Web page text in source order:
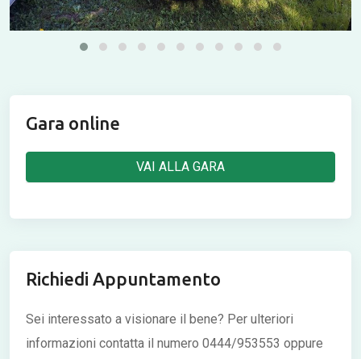
Gara online
VAI ALLA GARA
Richiedi Appuntamento
Sei interessato a visionare il bene? Per ulteriori
informazioni contatta il numero 0444/953553 oppure